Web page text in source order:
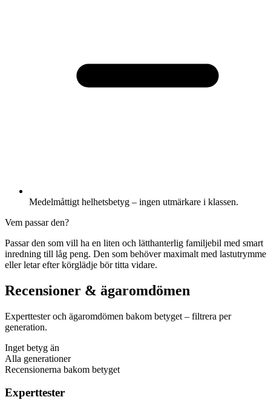
Medelmåttigt helhetsbetyg – ingen utmärkare i klassen.
Vem passar den?
Passar den som vill ha en liten och lätthanterlig familjebil med smart
inredning till låg peng. Den som behöver maximalt med lastutrymme
eller letar efter körglädje bör titta vidare.
Recensioner & ägaromdömen
Experttester och ägaromdömen bakom betyget – filtrera per
generation.
Inget betyg än
Alla generationer
Recensionerna bakom betyget
Experttester